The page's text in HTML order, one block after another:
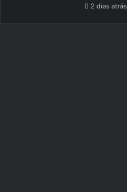
2 dias atrás